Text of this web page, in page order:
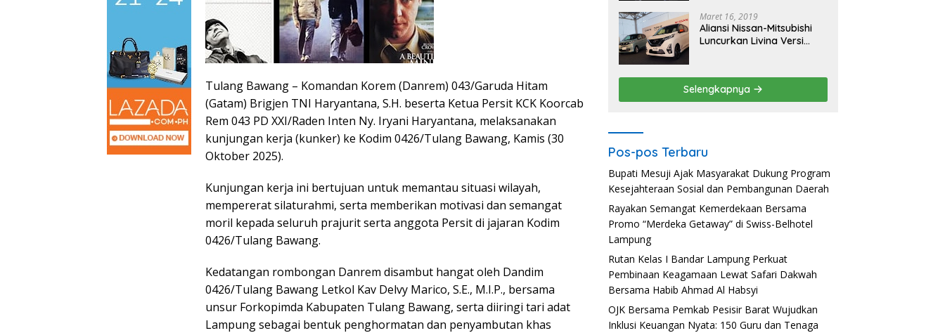
Tulang Bawang – Komandan Korem (Danrem) 043/Garuda Hitam
(Gatam) Brigjen TNI Haryantana, S.H. beserta Ketua Persit KCK Koorcab
Rem 043 PD XXI/Raden Inten Ny. Iryani Haryantana, melaksanakan
kunjungan kerja (kunker) ke Kodim 0426/Tulang Bawang, Kamis (30
Oktober 2025).
Kunjungan kerja ini bertujuan untuk memantau situasi wilayah,
mempererat silaturahmi, serta memberikan motivasi dan semangat
moril kepada seluruh prajurit serta anggota Persit di jajaran Kodim
0426/Tulang Bawang.
Kedatangan rombongan Danrem disambut hangat oleh Dandim
0426/Tulang Bawang Letkol Kav Delvy Marico, S.E., M.I.P., bersama
unsur Forkopimda Kabupaten Tulang Bawang, serta diiringi tari adat
Lampung sebagai bentuk penghormatan dan penyambutan khas
Maret 16, 2019
Aliansi Nissan-Mitsubishi
Luncurkan Livina Versi
Selengkapnya
Pos-pos Terbaru
Bupati Mesuji Ajak Masyarakat Dukung Program
Kesejahteraan Sosial dan Pembangunan Daerah
Rayakan Semangat Kemerdekaan Bersama
Promo “Merdeka Getaway” di Swiss-Belhotel
Lampung
Rutan Kelas I Bandar Lampung Perkuat
Pembinaan Keagamaan Lewat Safari Dakwah
Bersama Habib Ahmad Al Habsyi
OJK Bersama Pemkab Pesisir Barat Wujudkan
Inklusi Keuangan Nyata: 150 Guru dan Tenaga